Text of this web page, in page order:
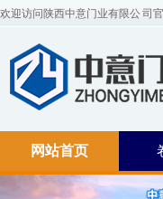
欢迎访问陕西中意门业有限公 司官
网站首页